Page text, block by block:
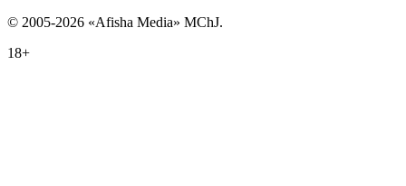
© 2005-2026 «Afisha Media» MChJ.
18+